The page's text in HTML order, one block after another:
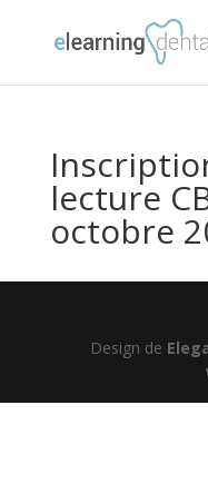
lecture
octobre
Design de